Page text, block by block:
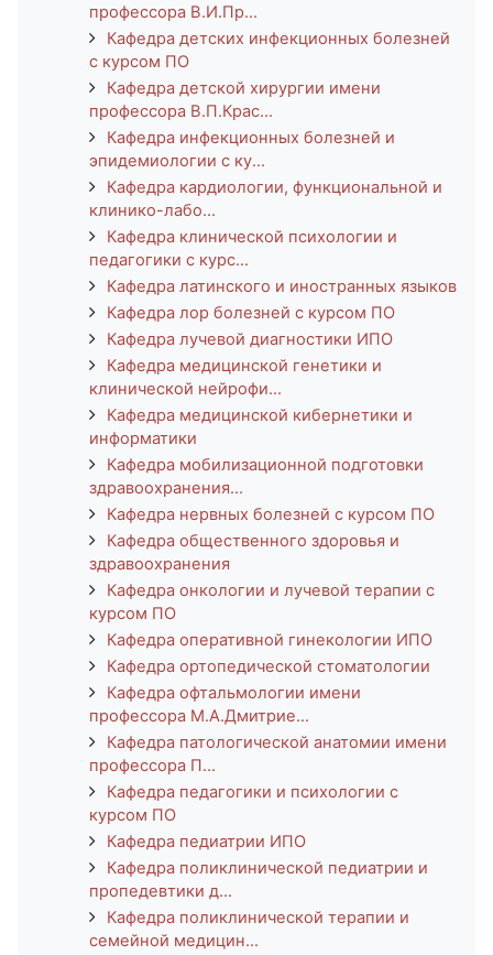
профессора В.И.Пр...
Кафедра детских инфекционных болезней
с курсом ПО
Кафедра детской хирургии имени
профессора В.П.Крас...
Кафедра инфекционных болезней и
эпидемиологии с ку...
Кафедра кардиологии, функциональной и
клинико-лабо...
Кафедра клинической психологии и
педагогики с курс...
Кафедра латинского и иностранных языков
Кафедра лор болезней с курсом ПО
Кафедра лучевой диагностики ИПО
Кафедра медицинской генетики и
клинической нейрофи...
Кафедра медицинской кибернетики и
информатики
Кафедра мобилизационной подготовки
здравоохранения...
Кафедра нервных болезней с курсом ПО
Кафедра общественного здоровья и
здравоохранения
Кафедра онкологии и лучевой терапии с
курсом ПО
Кафедра оперативной гинекологии ИПО
Кафедра ортопедической стоматологии
Кафедра офтальмологии имени
профессора М.А.Дмитрие...
Кафедра патологической анатомии имени
профессора П...
Кафедра педагогики и психологии с
курсом ПО
Кафедра педиатрии ИПО
Кафедра поликлинической педиатрии и
пропедевтики д...
Кафедра поликлинической терапии и
семейной медицин...